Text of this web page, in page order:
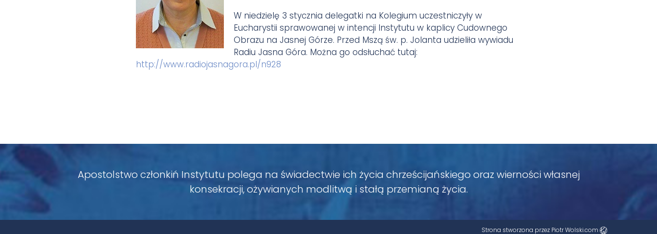
W niedzielę 3 stycznia delegatki na Kolegium uczestniczyły w
Eucharystii sprawowanej w intencji Instytutu w kaplicy Cudownego
Obrazu na Jasnej Górze. Przed Mszą św. p. Jolanta udzieliła wywiadu
Radiu Jasna Góra. Można go odsłuchać tutaj:
http://www.radiojasnagora.pl/n928
Apostolstwo członkiń Instytutu polega na świadectwie ich życia chrześcijańskiego oraz wierności własnej
konsekracji, ożywianych modlitwą i stałą przemianą życia.
Strona stworzona przez Piotr Wolski.com